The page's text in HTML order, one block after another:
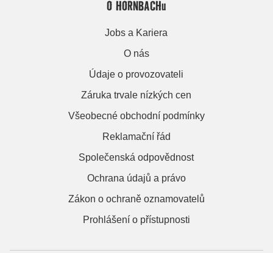
O HORNBACHu
Jobs a Kariera
O nás
Údaje o provozovateli
Záruka trvale nízkých cen
Všeobecné obchodní podmínky
Reklamační řád
Společenská odpovědnost
Ochrana údajů a právo
Zákon o ochraně oznamovatelů
Prohlášení o přístupnosti